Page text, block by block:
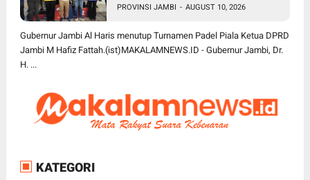
Berkelanjutan dan Lebih Besar
PROVINSI JAMBI - AUGUST 10, 2026
Gubernur Jambi Al Haris menutup Turnamen Padel Piala Ketua DPRD
Jambi M Hafiz Fattah.(ist)MAKALAMNEWS.ID - Gubernur Jambi, Dr.
H. ...
KATEGORI